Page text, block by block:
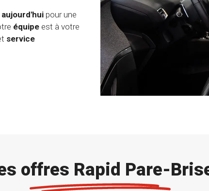
pour une
équipe est à votre
service
offres Rapid Pare-